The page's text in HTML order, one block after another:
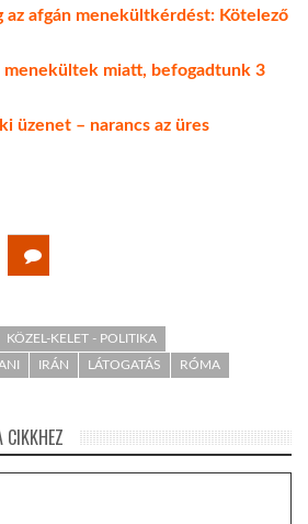
az afgán menekültkérdést: Kötelező
menekültek miatt, befogadtunk 3
üzenet – narancs az üres
KÖZEL-KELET - POLITIKA
IRÁN LÁTOGATÁS
RÓMA
CIKKHEZ